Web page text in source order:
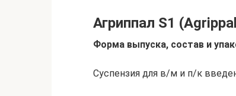
Агриппал S1
Форма выпуска, состав и
Суспензия для в/м и п/к